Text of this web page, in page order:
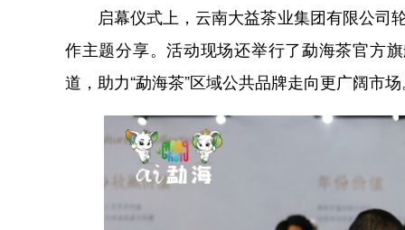
启幕仪式上，云南大益茶业集团有限公司轮
作主题分享。活动现场还举行了勐海茶官方
道，助力“勐海茶”区域公共品牌走向更广阔市